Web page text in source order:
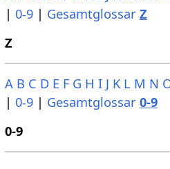
| 0-9| Gesamtglossar Z
Z
A B C D E F G H I J K L M N
| 0-9| Gesamtglossar 0-9
0-9